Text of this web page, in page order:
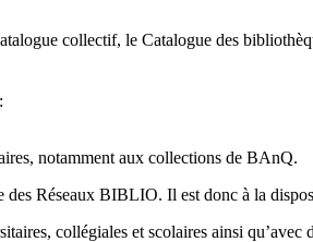
collectif, le Catalogue des
:
notamment aux collections de BAnQ.
des Réseaux BIBLIO. Il est donc à la
collégiales et scolaires ainsi qu’avec